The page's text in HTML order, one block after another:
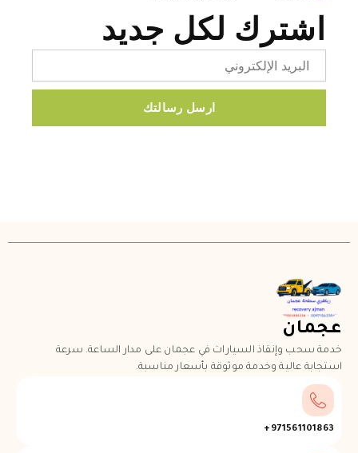
اشترك لكل جديد
ارسل رسالتك
عجمان
خدمة سحب وإنقاذ السيارات في عجمان على مدار الساعة. سرعة
استجابة عالية وخدمة موثوقة بأسعار مناسبة.
971561101863+